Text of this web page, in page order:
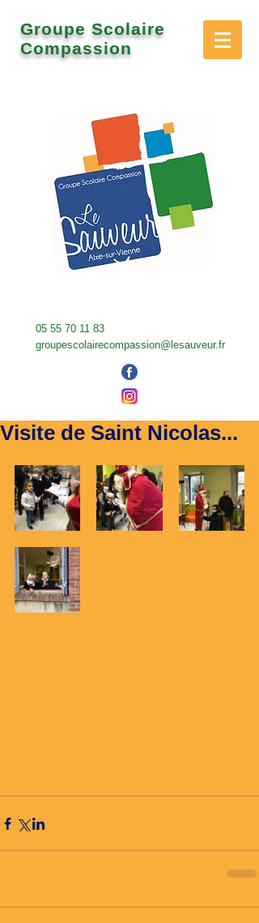
Groupe Scolaire
Compassion
05 55 70 11 83
groupescolairecompassion@lesauveur.fr
Visite de Saint Nicolas...